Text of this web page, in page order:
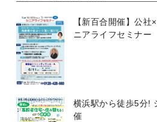
【新百合開催】公
ニアライフセミナー
横浜駅から徒歩5分!
催